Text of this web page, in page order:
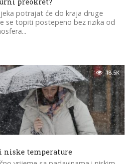
potrajat će do kraja druge
se topiti postepeno bez rizika od
18.5K
niske temperature